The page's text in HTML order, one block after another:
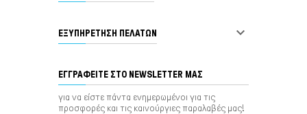
ΕΞΥΠΗΡΈΤΗΣΗ ΠΕΛΑΤΏΝ 
ΕΓΓΡΑΦΕΊΤΕ ΣΤΟ NEWSLETTER ΜΑΣ
για να είστε πάντα ενημερωμένοι για τις
προσφορές και τις καινούργιες παραλαβές μας!